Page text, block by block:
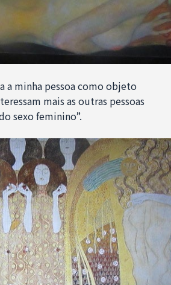
a minha pessoa como objeto
mais as outras pessoas
sexo feminino”.